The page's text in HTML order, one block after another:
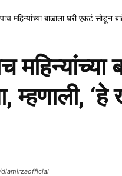
महिन्यांच्या बाळाला घरी एकटं सोडून
महिन्यांच्या
म्हणाली,
diamirzaofficial